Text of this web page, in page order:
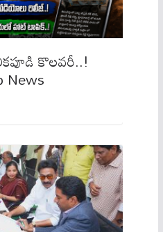
కొల‌వ‌రీ..!
News